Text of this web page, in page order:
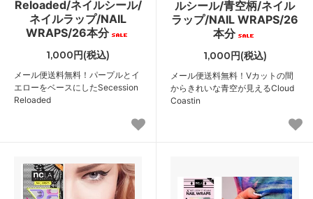
Reloaded/ネイルシール/
ネイルラップ/NAIL
WRAPS/26本分
1,000円(税込)
メール便送料無料！パープルとイ
エローをベースにしたSecession
Reloaded
ルシール/青空柄/ネイル
ラップ/NAIL WRAPS/26
本分
1,000円(税込)
メール便送料無料！Vカットの間
からきれいな青空が見えるCloud
Coastin